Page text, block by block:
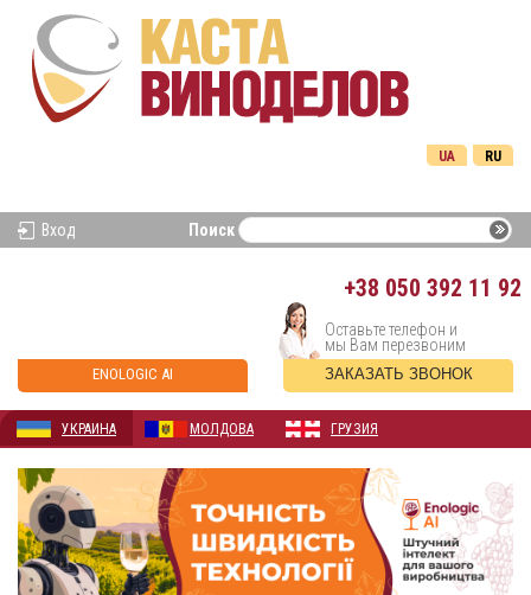
RU
UA
Вход Поиск
+38 050 392 11 92
ENOLOGIC AI
Оставьте телефон и
мы Вам перезвоним
ЗАКАЗАТЬ ЗВОНОК
УКРАИНА МОЛДОВА ГРУЗИЯ